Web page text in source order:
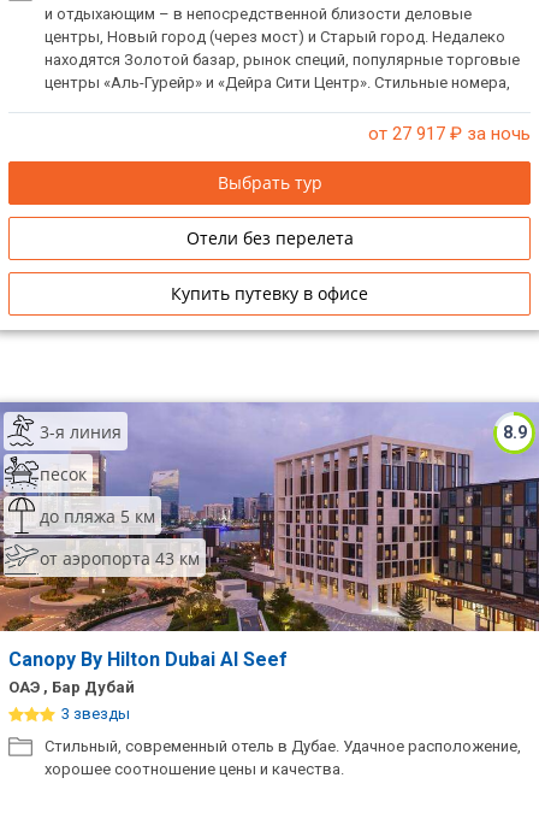
и отдыхающим – в непосредственной близости деловые
центры, Новый город (через мост) и Старый город. Недалеко
находятся Золотой базар, рынок специй, популярные торговые
центры «Аль-Гурейр» и «Дейра Сити Центр». Стильные номера,
кратковременного пребывания с деловыми целями. При
от 27 917 ₽ за ночь
Выбрать тур
Отели без перелета
Купить путевку в офисе
8.9
3-я линия
песок
до пляжа 5 км
от аэропорта 43 км
Canopy By Hilton Dubai Al Seef
ОАЭ , Бар Дубай
3 звезды
Стильный, современный отель в Дубае. Удачное расположение,
хорошее соотношение цены и качества.